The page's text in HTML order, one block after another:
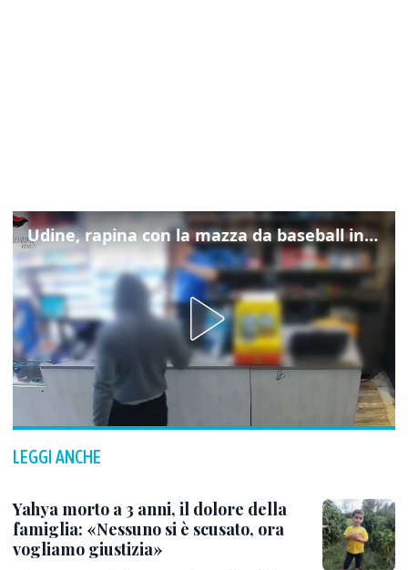
Udine, rapina con la mazza da baseball in tabaccheria: arrestato
LEGGI ANCHE
Yahya morto a 3 anni, il dolore della
famiglia: «Nessuno si è scusato, ora
vogliamo giustizia»